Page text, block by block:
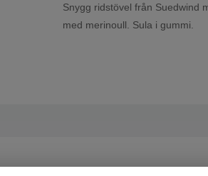
Snygg ridstövel från Suedwind
med merinoull. Sula i gummi.